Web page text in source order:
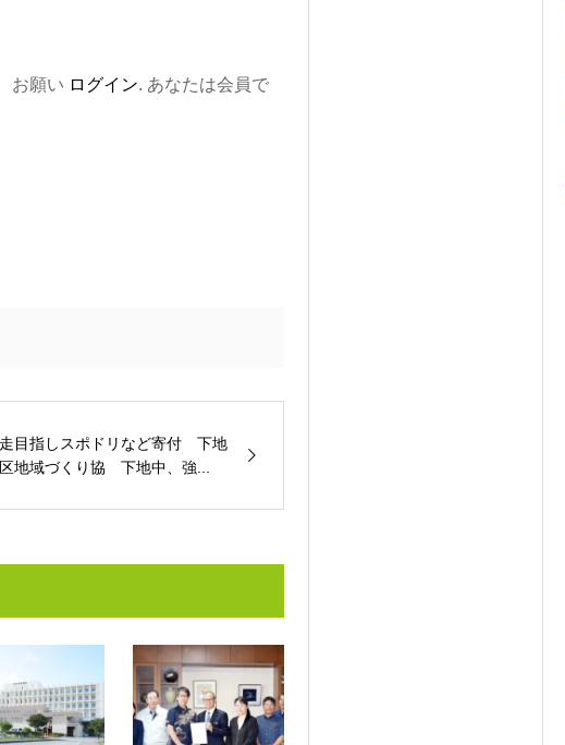
お願い ログイン. あなたは会員で
目指しスポドリなど寄付 下地
地域づくり協 下地中、強...